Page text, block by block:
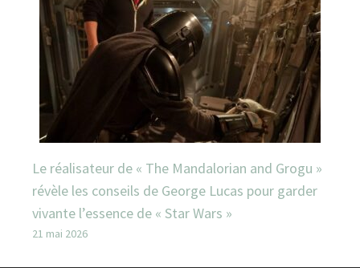
Le réalisateur de « The Mandalorian and Grogu »
révèle les conseils de George Lucas pour garder
vivante l’essence de « Star Wars »
21 mai 2026